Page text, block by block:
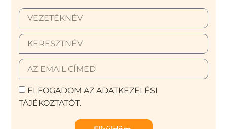
ELFOGADOM AZ ADATKEZELÉSI
TÁJÉKOZTATÓT.